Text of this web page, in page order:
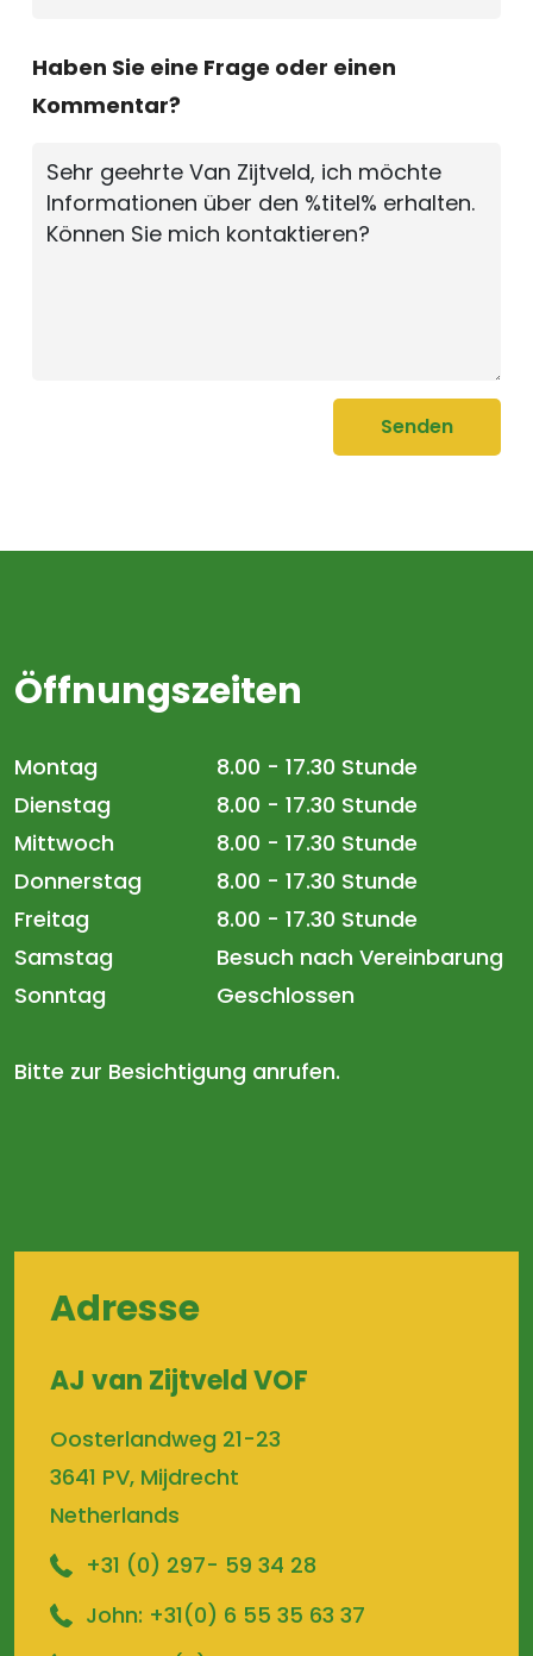
Haben Sie eine Frage oder einen
Kommentar?
Senden
Öffnungszeiten
Montag
8.00 - 17.30 Stunde
Dienstag
8.00 - 17.30 Stunde
Mittwoch
8.00 - 17.30 Stunde
Donnerstag
8.00 - 17.30 Stunde
Freitag
8.00 - 17.30 Stunde
Samstag
Besuch nach Vereinbarung
Sonntag
Geschlossen
Bitte zur Besichtigung anrufen.
Adresse
AJ van Zijtveld VOF
Oosterlandweg 21-23
3641 PV, Mijdrecht
Netherlands
+31 (0) 297- 59 34 28
John: +31(0) 6 55 35 63 37